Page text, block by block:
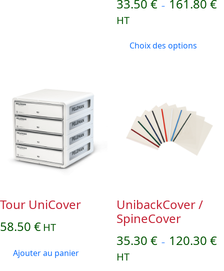
33.50 € – 161.80 €
HT
Choix des options
Tour UniCover
58.50 € HT
Ajouter au panier
UnibackCover /
SpineCover
35.30 € – 120.30 €
HT